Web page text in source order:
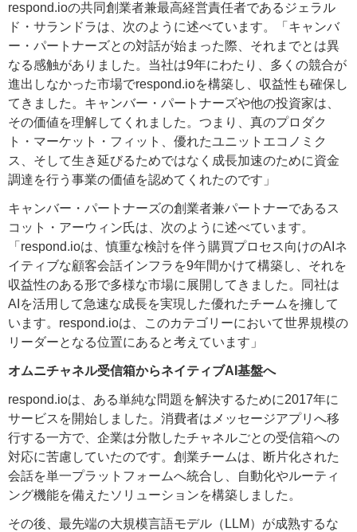
respond.ioの共同創業者兼最高経営責任者であるジェラル
ド・サランドラは、次のように述べています。「キャンバ
ー・パートナーズとの対話が始まった際、それまでとは異
なる感触がありました。当社は9年にわたり、多くの競合が
進出しなかった市場でrespond.ioを構築し、収益性も確保し
てきました。キャンバー・パートナーズや他の投資家は、
その価値を理解してくれました。つまり、真のプロダク
ト・マーケット・フィット、優れたユニットエコノミク
ス、そして生き延びるためではなく成長加速のために資金
調達を行う事業の価値を認めてくれたのです」
キャンバー・パートナーズの創業者兼パートナーであるス
コット・アーウィン氏は、次のように述べています。
「 respond.ioは、慎重な検討を伴う購買プロセス向けのAIネ
イティブな顧客会話インフラを9年間かけて構築し、それを
収益性のある形で多様な市場に展開してきました。同社は
AIを活用して急速な成長を実現した優れたチームを擁して
います。respond.ioは、このカテゴリーにおいて世界規模の
リーダーとなる位置にあると考えています」
オムニチャネル受信箱からネイティブAI基盤へ
respond.ioは、ある単純な問題を解決するために2017年に
サービスを開始しました。消費者はメッセージアプリへ移
行する一方で、企業は分散したチャネルごとの受信箱への
対応に苦慮していたのです。創業チームは、断片化された
会話を単一プラットフォームへ統合し、自動化やルーティ
ング機能を備えたソリューションを構築しました。
その後、最先端の大規模言語モデル（LLM）が成熟するな